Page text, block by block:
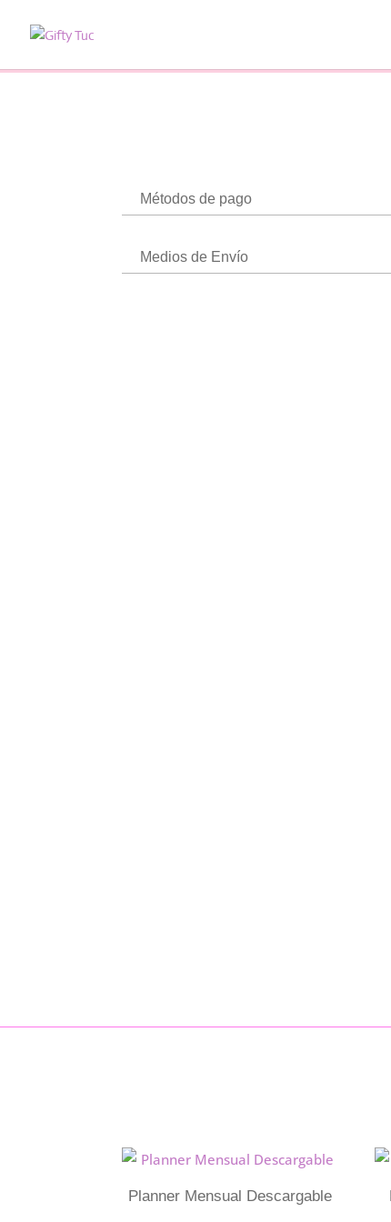
Métodos de pago
Medios de Envío
Planner Mensual Descargable